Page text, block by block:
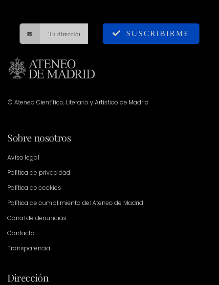
SUSCRIBIRME
© Ateneo Científico, Literario y Artístico de Madrid
Sobre nosotros
Aviso legal
Política de privacidad
Política de cookies
Política de cumplimiento del Ateneo de Madrid
Canal de denuncias
Contacto
Transparencia
Dirección